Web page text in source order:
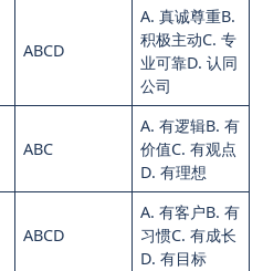
ABCD
A. 真诚尊重B.
积极主动C. 专
业可靠D. 认同
公司
ABC
A. 有逻辑B. 有
价值C. 有观点
D. 有理想
ABCD
A. 有客户B. 有
习惯C. 有成长
D. 有目标